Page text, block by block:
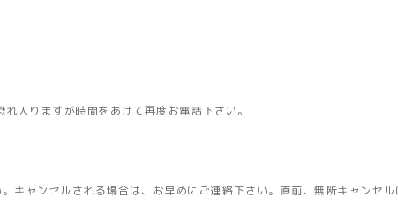
入りますが時間をあけて再度お電話下さい。
ャンセルされる場合は、お早めにご連絡下さい。直前、無断キャンセ